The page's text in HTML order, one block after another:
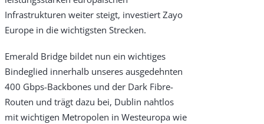
Infrastrukturen weiter steigt, investiert Zayo
Europe in die wichtigsten Strecken.
Emerald Bridge bildet nun ein wichtiges
Bindeglied innerhalb unseres ausgedehnten
400 Gbps-Backbones und der Dark Fibre-
Routen und trägt dazu bei, Dublin nahtlos
mit wichtigen Metropolen in Westeuropa wie